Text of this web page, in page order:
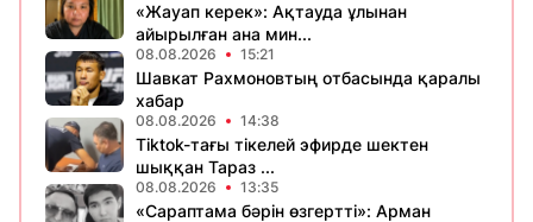
«Жауап керек»: Ақтауда ұлынан
айырылған ана мин...
08.08.2026 15:21
Шавкат Рахмоновтың отбасында қаралы
хабар
08.08.2026 14:38
Tiktok-тағы тікелей эфирде шектен
шыққан Тараз ...
08.08.2026 13:35
«Сараптама бәрін өзгертті»: Арман